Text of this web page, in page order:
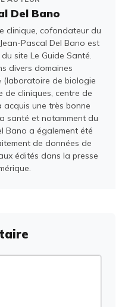
Del Bano
clinique, cofondateur du
Pascal Del Bano est
site Le Guide Santé.
divers domaines
(laboratoire de biologie
de cliniques, centre de
une très bonne
santé et notamment du
Bano a également été
de données de
édités dans la presse